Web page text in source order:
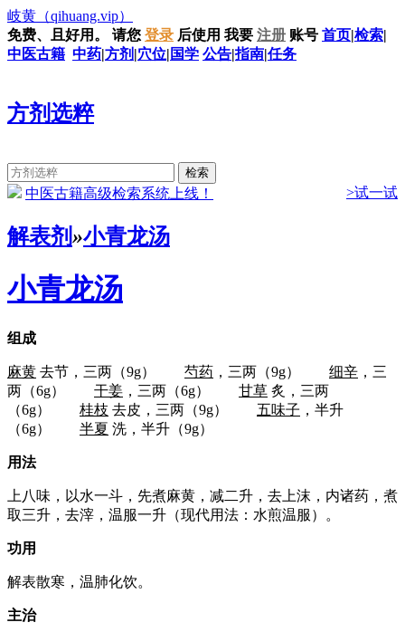
岐黄 （qihuang.vip）
免费、且好用。
请您 登录 后使用 我要 注册 账号 首页|检索|
中医古籍 中药|方剂 |穴位| 国学 公告|指南|任务
方剂选粹
中医古籍高级检索系统上线！ >试一试
解表剂»小青龙汤
小青龙汤
组成
麻黄 去节，三两（9g） 芍药 ，三两（9g） 细辛 ，三
两（6g） 干姜 ，三两（6g） 甘草 炙，三两
（6g） 桂枝 去皮，三两（9g） 五味子 ，半升
（6g） 半夏 洗，半升（9g）
用法
上八味，以水一斗，先煮麻黄，减二升，去上沫，内诸药，煮
取三升，去滓，温服一升（现代用法：水煎温服）。
功用
解表散寒，温肺化饮。
主治